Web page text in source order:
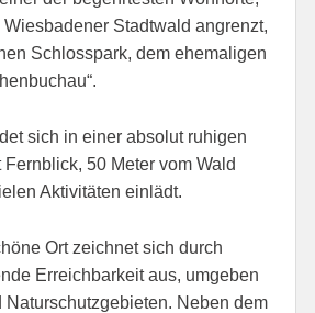
Stadtwald angrenzt,
Schlosspark, dem ehemaligen
sich in einer absolut ruhigen
50 Meter vom Wald
Aktivitäten einlädt.
Ort zeichnet sich durch
Erreichbarkeit aus, umgeben
Naturschutzgebieten. Neben dem